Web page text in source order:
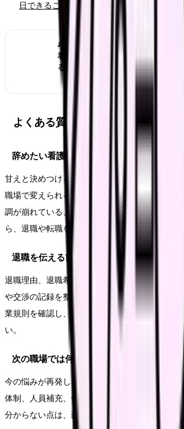
日できること
あわせて読みたい
看護師が夜勤なしにすると給料は下
る前の収入チェック
よくある質問
辞めたい看護師のFAQ50のは甘えですか？
甘えと決めつける必要はありません。悩みの原
職場で変えられる余地を分けて見ます。相談し
調が崩れている、次の職場で避けたい条件が明
ら、退職や転職を考える十分な理由になります。
退職を伝える前に何を準備すればいいです
退職理由、退職希望日、有休残日数、引き継ぎ
や交渉の記録を整理します。法的な不安がある
業規則を確認し、必要に応じて公的窓口や専門
い。
次の職場では何を確認すればいいですか？
今の悩みが再発しない条件を確認します。夜勤
体制、人員補充、休みやすさ、給与の内訳など
分からない点は、面接や見学で具体的に聞いて